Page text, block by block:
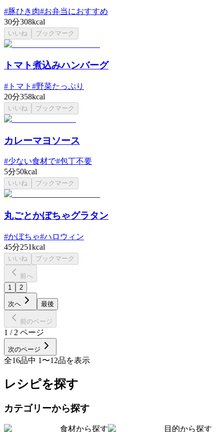
#豚ひき肉#お弁当におすすめ
30分308kcal
いいね ブックマーク
トマト煮込みハンバーグ
# トマト #野菜たっぷり
20分358kcal
いいね ブックマーク
カレーマヨソース
#少ない食材で#包丁不要
5分50kcal
いいね ブックマーク
丸ごとかぼちゃグラタン
#かぼちゃ#ハロウィン
45分251kcal
いいね ブックマーク
前へ
1
2
次へ 最後
前のページ
1 / 2 ページ
次のページ
全16品中 1 〜12品を表示
レシピを探す
カテゴリーから探す
食材から探す 目的から探す